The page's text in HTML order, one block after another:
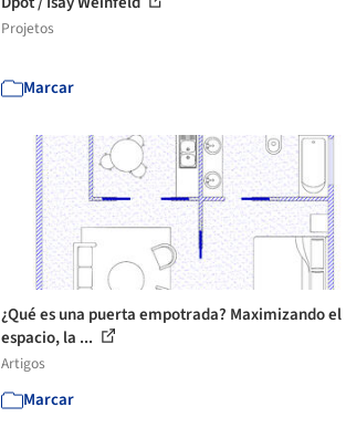
Projetos
Marcar
¿Qué es una puerta empotrada? Maximizando el
espacio, la ...
Artigos
Marcar